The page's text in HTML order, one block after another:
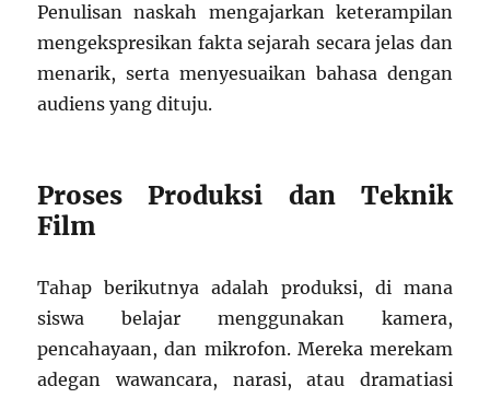
Penulisan naskah mengajarkan keterampilan
mengekspresikan fakta sejarah secara jelas dan
menarik, serta menyesuaikan bahasa dengan
audiens yang dituju.
Proses Produksi dan Teknik
Film
Tahap berikutnya adalah produksi, di mana
siswa belajar menggunakan kamera,
pencahayaan, dan mikrofon. Mereka merekam
adegan wawancara, narasi, atau dramatiasi